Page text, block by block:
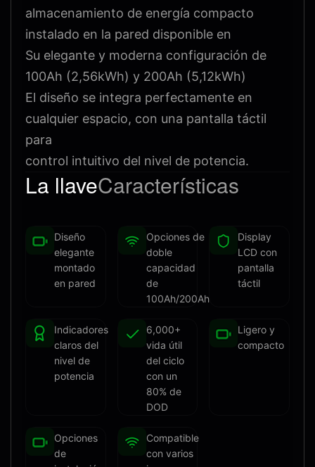
almacenamiento de energía compacto
instalado en la pared disponible en
Su elegante y moderna configuración de
100Ah (2,56kWh) y 200Ah (5,12kWh)
El diseño se integra perfectamente en
cualquier espacio, con una pantalla táctil
para
control intuitivo del nivel de potencia.
La llaveCaracterísticas
Diseño
elegante
montado
en pared
Opciones de
doble
capacidad
de
100Ah/200Ah
Display
LCD con
pantalla
táctil
Indicadores
claros del
nivel de
potencia
6,000+
vida útil
del ciclo
con un
80% de
DOD
Ligero y
compacto
Opciones
de
Compatible
con varios